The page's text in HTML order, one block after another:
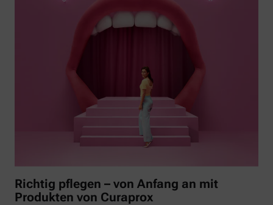
Richtig pflegen – von Anfang an mit
Produkten von Curaprox